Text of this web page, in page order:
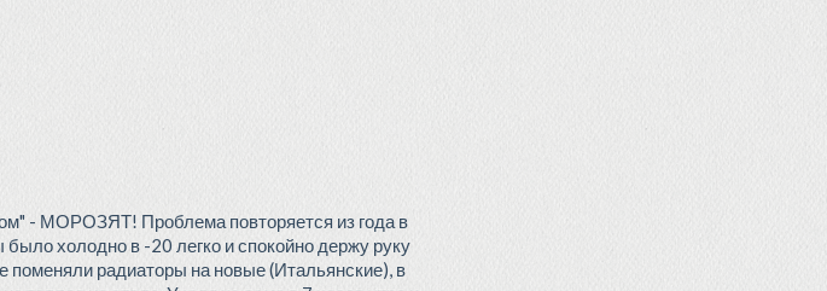
- МОРОЗЯТ! Проблема повторяется из года в
холодно в -20 легко и спокойно держу руку
поменяли радиаторы на новые (Итальянские), в